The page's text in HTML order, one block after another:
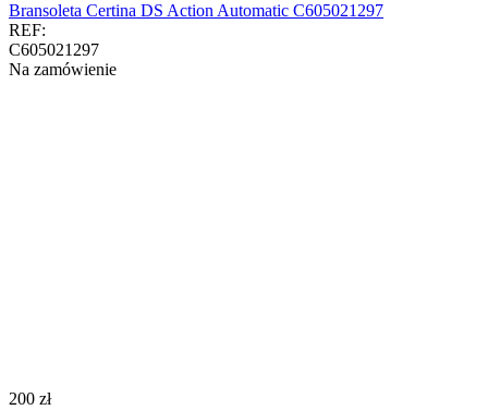
Bransoleta Certina DS Action Automatic C605021297
REF:
C605021297
Na zamówienie
‍200‍ zł